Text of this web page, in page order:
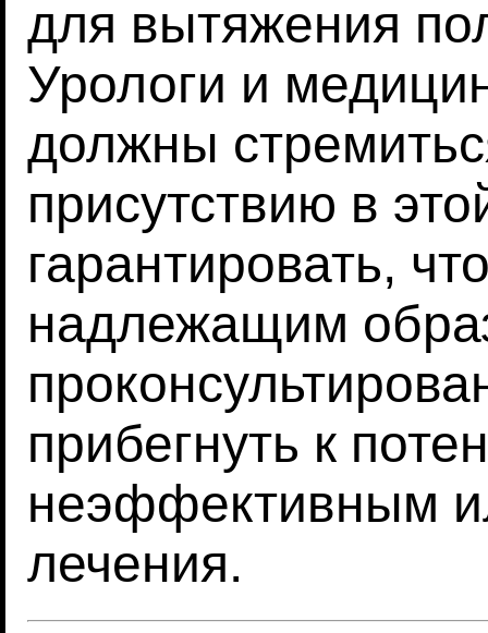
для вытяжения
Урологи и
должны
присутствию в
гарантировать,
надлежащим
прибегнуть к
неэффективным
лечения.